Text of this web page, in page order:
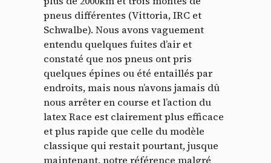
pneus différentes (Vittoria, IRC et
Schwalbe). Nous avons vaguement
entendu quelques fuites d’air et
constaté que nos pneus ont pris
quelques épines ou été entaillés par
endroits, mais nous n’avons jamais dû
nous arrêter en course et l’action du
latex Race est clairement plus efficace
et plus rapide que celle du modèle
classique qui restait pourtant, jusque
maintenant, notre référence malgré